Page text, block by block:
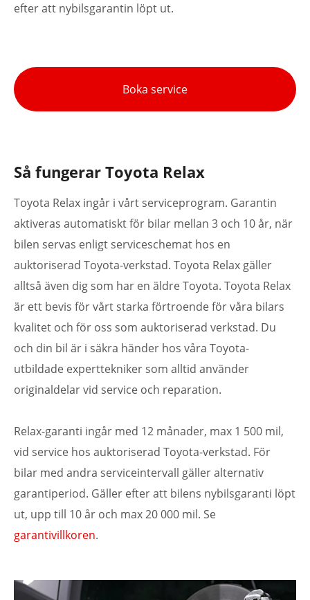
efter att nybilsgarantin löpt ut.
Boka service
Så fungerar Toyota Relax
Toyota Relax ingår i vårt serviceprogram. Garantin
aktiveras automatiskt för bilar mellan 3 och 10 år, när
bilen servas enligt serviceschemat hos en
auktoriserad Toyota-verkstad. Toyota Relax gäller
alltså även dig som har en äldre Toyota. Toyota Relax
är ett bevis för vårt starka förtroende för våra bilars
kvalitet och för oss som auktoriserad verkstad. Du
och din bil är i säkra händer hos våra Toyota-
utbildade experttekniker som alltid använder
originaldelar vid service och reparation.
Relax-garanti ingår med 12 månader, max 1 500 mil,
vid service hos auktoriserad Toyota-verkstad. För
bilar med andra serviceintervall gäller alternativ
garantiperiod. Gäller efter att bilens nybilsgaranti löpt
ut, upp till 10 år och max 20 000 mil. Se
garantivillkoren.